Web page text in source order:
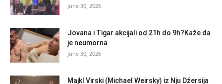
June 30, 2026
Jovana i Tigar akcijali od 21h do 9h?Kaže da
je neumorna
June 30, 2026
Majkl Virski (Michael Weirsky) iz Nju Džersija